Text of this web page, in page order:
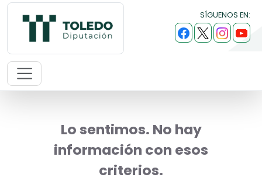
SÍGUENOS EN:
Lo sentimos. No hay
información con esos
criterios.